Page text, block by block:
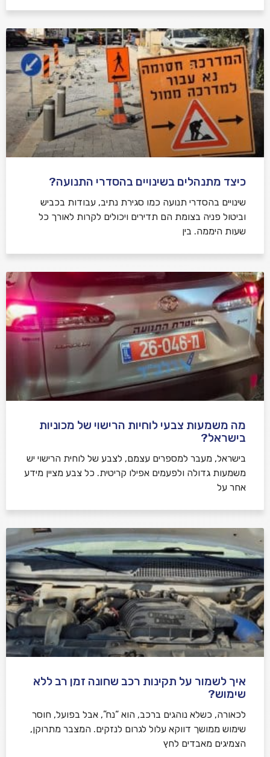
כיצד מתנהלים בשינויים בהסדרי התנועה?
שינויים בהסדרי תנועה כמו סגירת נתיב, עבודות בכביש
וביטול פניה בצומת הם תדירים ויכולים לקרות לאורך כל
שעות היממה. בין
מה משמעות צבעי לוחיות הרישוי של מכוניות
בישראל?
בישראל, מעבר למספרים עצמם, לצבע של לוחית הרישוי יש
משמעות גדולה ולפעמים אפילו קריטית. כל צבע מציין מידע
אחר על
איך לשמור על תקינות רכב שחונה זמן רב ללא
שימוש?
לכאורה, כשלא נוהגים ברכב, הוא “נח”, אבל בפועל, חוסר
שימוש ממושך דווקא עלול לגרום לנזקים. המצבר מתרוקן,
הצמיגים מאבדים לחץ